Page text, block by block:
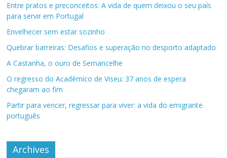
Entre pratos e preconceitos: A vida de quem deixou o seu país
para servir em Portugal
Envelhecer sem estar sozinho
Quebrar barreiras: Desafios e superação no desporto adaptado
A Castanha, o ouro de Sernancelhe
O regresso do Académico de Viseu: 37 anos de espera
chegaram ao fim
Partir para vencer, regressar para viver: a vida do emigrante
português
Archives